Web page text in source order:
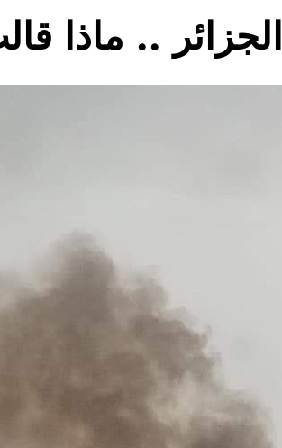
.. ماذا